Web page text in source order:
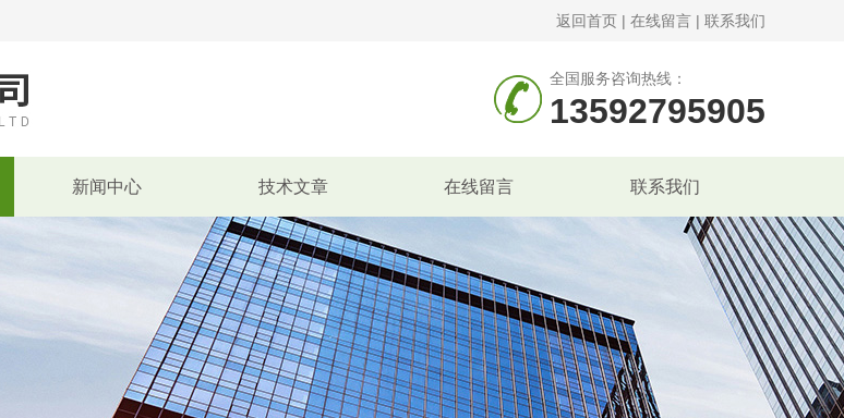
返回首页 | 在线留言 | 联系我们
全国服务咨询热线：
13592795905
新闻中心 技术文章 在线留言 联系我们